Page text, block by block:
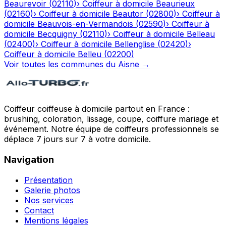
Beaurevoir (02110)› Coiffeur à domicile Beaurieux
(02160)› Coiffeur à domicile Beautor (02800)› Coiffeur à
domicile Beauvois-en-Vermandois (02590)› Coiffeur à
domicile Becquigny (02110)› Coiffeur à domicile Belleau
(02400)› Coiffeur à domicile Bellenglise (02420)›
Coiffeur à domicile Belleu (02200)
Voir toutes les communes du Aisne →
Coiffeur coiffeuse à domicile partout en France :
brushing, coloration, lissage, coupe, coiffure mariage et
événement. Notre équipe de coiffeurs professionnels se
déplace 7 jours sur 7 à votre domicile.
Navigation
Présentation
Galerie photos
Nos services
Contact
Mentions légales